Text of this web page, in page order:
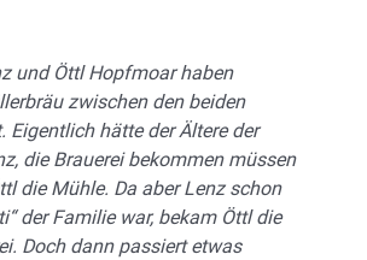
und Öttl Hopfmoar haben
zwischen den beiden
Eigentlich hätte der Ältere der
die Brauerei bekommen müssen
die Mühle. Da aber Lenz schon
der Familie war, bekam Öttl die
Doch dann passiert etwas